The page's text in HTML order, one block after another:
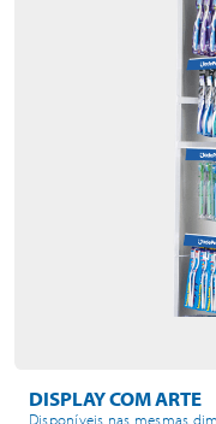
DISPLAY COM ARTE
Disponíveis nas mesmas